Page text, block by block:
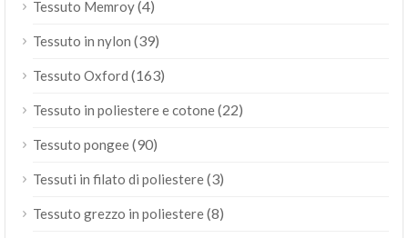
Tessuto Memroy(4)
Tessuto in nylon (39)
Tessuto Oxford (163)
Tessuto in poliestere e cotone(22)
Tessuto pongee(90)
Tessuti in filato di poliestere(3)
Tessuto grezzo in poliestere(8)